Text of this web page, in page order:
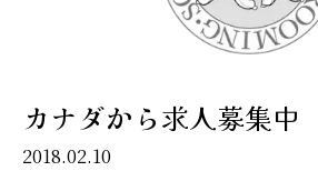
カナダから求人募集中
2018.02.10